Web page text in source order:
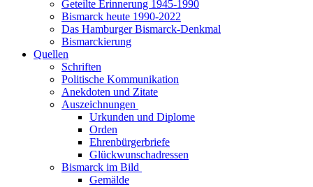
Geteilte Erinnerung 1945-1990
Bismarck heute 1990-2022
Das Hamburger Bismarck-Denkmal
Bismarckierung
Quellen
Schriften
Politische Kommunikation
Anekdoten und Zitate
Auszeichnungen
Urkunden und Diplome
Orden
Ehrenbürgerbriefe
Glückwunschadressen
Bismarck im Bild
Gemälde